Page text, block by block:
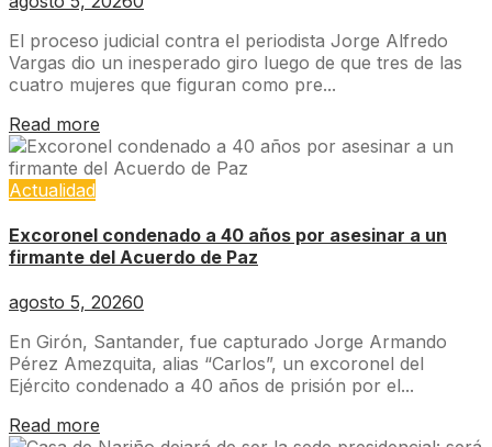
El proceso judicial contra el periodista Jorge Alfredo
Vargas dio un inesperado giro luego de que tres de las
cuatro mujeres que figuran como pre...
Read more
Actualidad
Excoronel condenado a 40 años por asesinar a un
firmante del Acuerdo de Paz
agosto 5, 20260
En Girón, Santander, fue capturado Jorge Armando
Pérez Amezquita, alias “Carlos”, un excoronel del
Ejército condenado a 40 años de prisión por el...
Read more